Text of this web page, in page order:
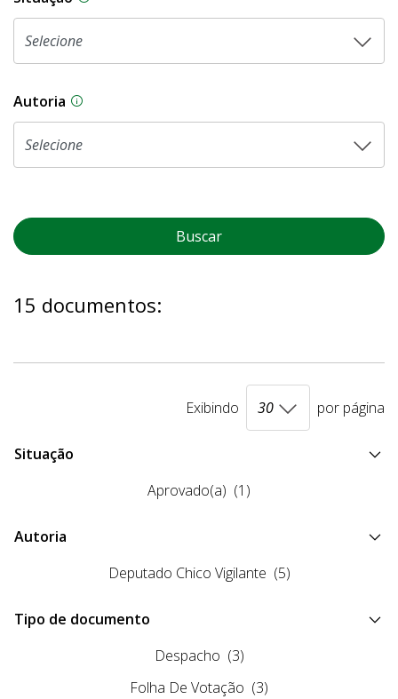
Autoria As proposições legislativas na CLDF podem
Buscar
15 documentos:
Exibindo por página
Situação
Aprovado(a) (1)
Autoria
Deputado Chico Vigilante (5)
Tipo de documento
Despacho (3)
Folha De Votação (3)